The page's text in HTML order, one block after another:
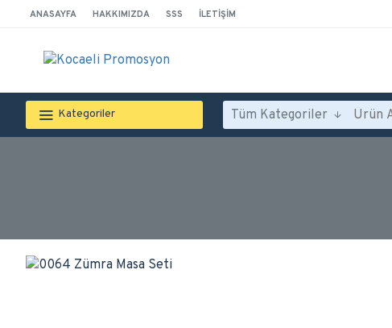
ANASAYFA HAKKIMIZDA SSS İLETIŞIM
Kategoriler Tüm Kategoriler